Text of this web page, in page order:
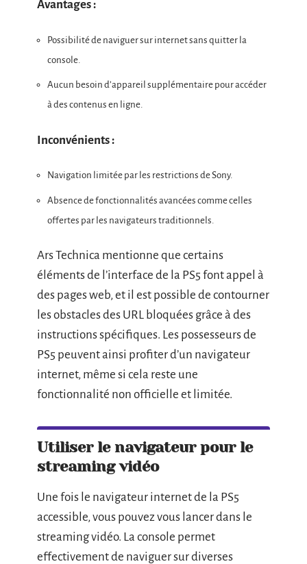
Avantages :
Possibilité de naviguer sur internet sans quitter la
console.
Aucun besoin d’appareil supplémentaire pour accéder
à des contenus en ligne.
Inconvénients :
Navigation limitée par les restrictions de Sony.
Absence de fonctionnalités avancées comme celles
offertes par les navigateurs traditionnels.
Ars Technica mentionne que certains
éléments de l’interface de la PS5 font appel à
des pages web, et il est possible de contourner
les obstacles des URL bloquées grâce à des
instructions spécifiques. Les possesseurs de
PS5 peuvent ainsi profiter d’un navigateur
internet, même si cela reste une
fonctionnalité non officielle et limitée.
Utiliser le navigateur pour le
streaming vidéo
Une fois le navigateur internet de la PS5
accessible, vous pouvez vous lancer dans le
streaming vidéo. La console permet
effectivement de naviguer sur diverses